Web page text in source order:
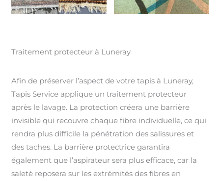
Traitement protecteur à Luneray
Afin de préserver l’aspect de votre tapis à Luneray,
Tapis Service applique un traitement protecteur
après le lavage. La protection créera une barrière
invisible qui recouvre chaque fibre individuelle, ce qui
rendra plus difficile la pénétration des salissures et
des taches. La barrière protectrice garantira
également que l’aspirateur sera plus efficace, car la
saleté reposera sur les extrémités des fibres en